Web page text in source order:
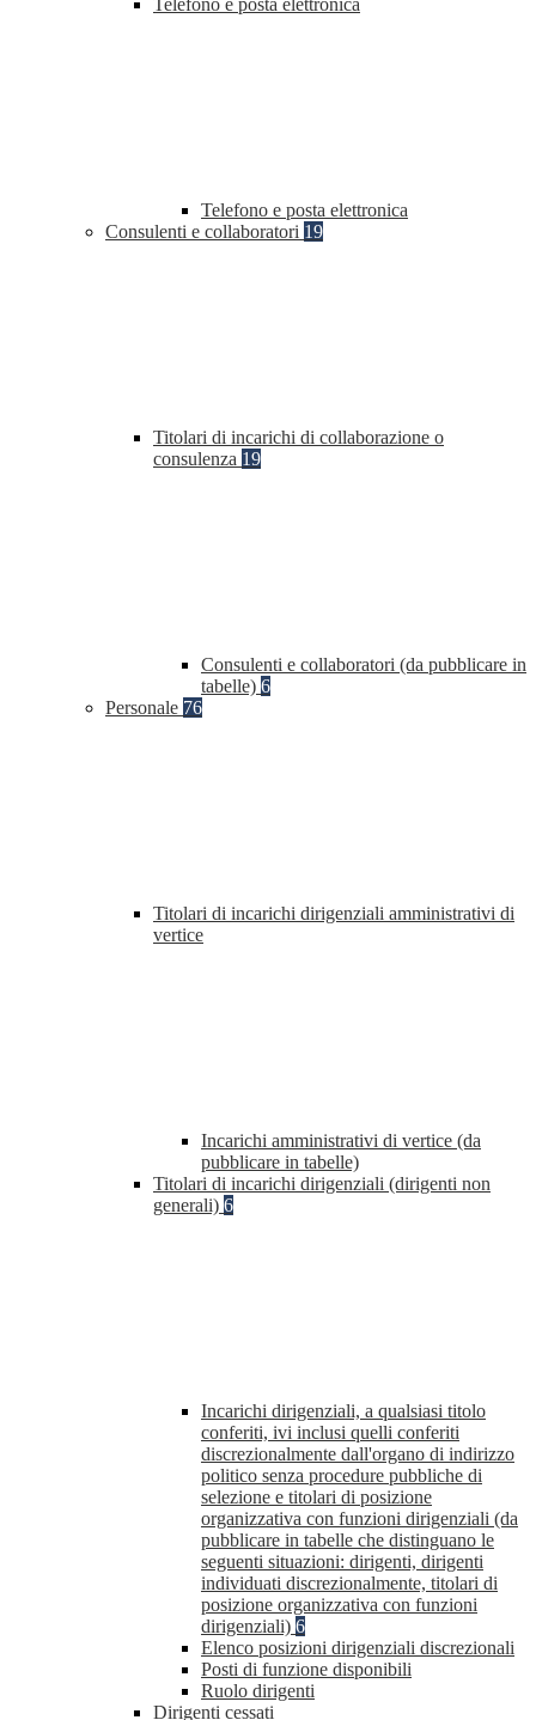
Telefono e posta elettronica
Telefono e posta elettronica
Consulenti e collaboratori 19
Titolari di incarichi di collaborazione o
consulenza 19
Consulenti e collaboratori (da pubblicare in
tabelle) 6
Personale 76
Titolari di incarichi dirigenziali amministrativi di
vertice
Incarichi amministrativi di vertice (da
pubblicare in tabelle)
Titolari di incarichi dirigenziali (dirigenti non
generali) 6
Incarichi dirigenziali, a qualsiasi titolo
conferiti, ivi inclusi quelli conferiti
discrezionalmente dall'organo di indirizzo
politico senza procedure pubbliche di
selezione e titolari di posizione
organizzativa con funzioni dirigenziali (da
pubblicare in tabelle che distinguano le
seguenti situazioni: dirigenti, dirigenti
individuati discrezionalmente, titolari di
posizione organizzativa con funzioni
dirigenziali) 6
Elenco posizioni dirigenziali discrezionali
Posti di funzione disponibili
Ruolo dirigenti
Dirigenti cessati